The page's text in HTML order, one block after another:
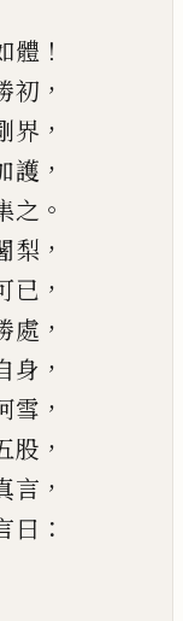
體 ！
初 ，
界 ，
護 ，
之 。
梨 ，
已 ，
處 ，
身 ，
雪 ，
股 ，
言 ，
曰 ：